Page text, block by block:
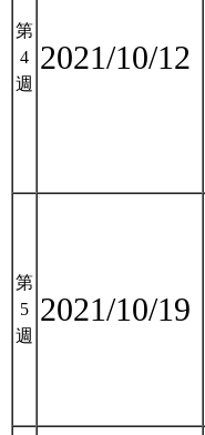
第
4
週
2021/10/12
第
5
週
2021/10/19